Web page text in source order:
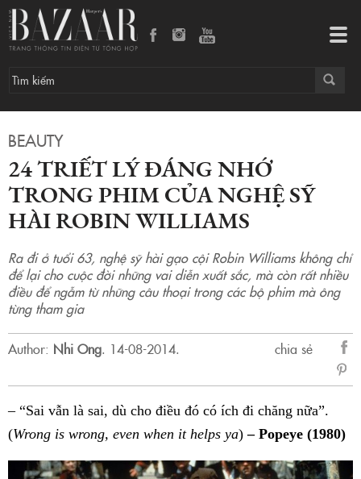
BEAUTY
24 TRIẾT LÝ ĐÁNG NHỚ
TRONG PHIM CỦA NGHỆ SỸ
HÀI ROBIN WILLIAMS
Ra đi ở tuổi 63, nghệ sỹ hài gạo cội Robin Williams không chỉ
để lại cho cuộc đời những vai diễn xuất sắc, mà còn rất nhiều
điều để ngẫm từ những câu thoại trong các bộ phim mà ông
từng tham gia
Author: Nhi Ong. 14-08-2014.
chia sẻ
sẻ
– “Sai vẫn là sai, dù cho điều đó có ích đi chăng nữa”.
(Wrong is wrong, even when it helps ya) – Popeye (1980)